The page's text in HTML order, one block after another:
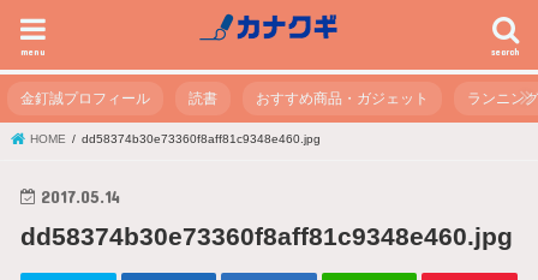
search
menu
金釘誠プロフィール 読書 おすすめ商品・ガジェット ランニング
HOME dd58374b30e73360f8aff81c9348e460.jpg
2017.05.14
dd58374b30e73360f8aff81c9348e460.jpg